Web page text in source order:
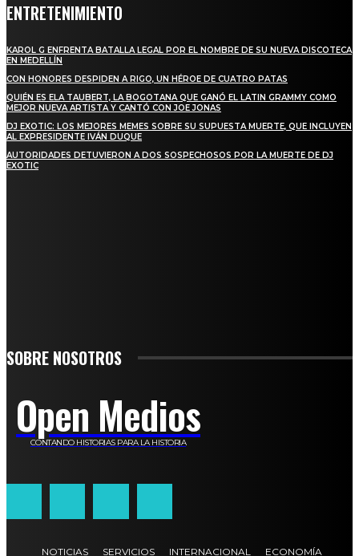
ENTRETENIMIENTO
KAROL G ENFRENTA BATALLA LEGAL POR EL NOMBRE DE SU NUEVA DISCOTECA
EN MEDELLÍN
CON HONORES DESPIDEN A RIGO, UN HÉROE DE CUATRO PATAS
QUIÉN ES ELA TAUBERT, LA BOGOTANA QUE GANÓ EL LATIN GRAMMY COMO
MEJOR NUEVA ARTISTA Y CANTÓ CON JOE JONAS
DJ EXOTIC: LOS MEJORES MEMES SOBRE SU SUPUESTA MUERTE, QUE INCLUYEN
AL EXPRESIDENTE IVÁN DUQUE
AUTORIDADES DETUVIERON A DOS SOSPECHOSOS POR LA MUERTE DE DJ
EXOTIC
SOBRE NOSOTROS
Open Medios
CONTANDO HISTORIAS PARA LA HISTORIA
NOTICIAS SERVICIOS INTERNACIONAL ECONOMÍA